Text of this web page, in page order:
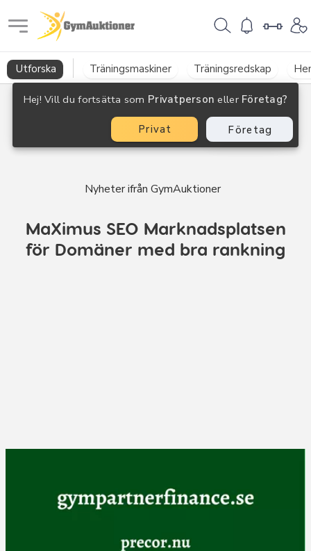
GymAuktioner
Hej! Vill du fortsätta som Privatperson eller Företag?
Privat Företag
Utforska Träningsmaskiner Träningsredskap
Nyheter ifrån GymAuktioner
MaXimus SEO Marknadsplatsen
för Domäner med bra rankning